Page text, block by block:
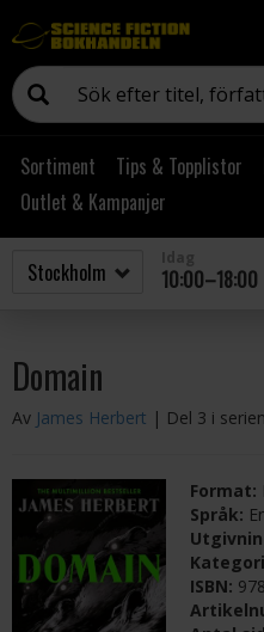
Sortiment Tips & Topplistor
Outlet & Kampanjer
10:00–18:00
Domain
Av James Herbert | Del 3 i serien
Format:
Språk:
ISBN: